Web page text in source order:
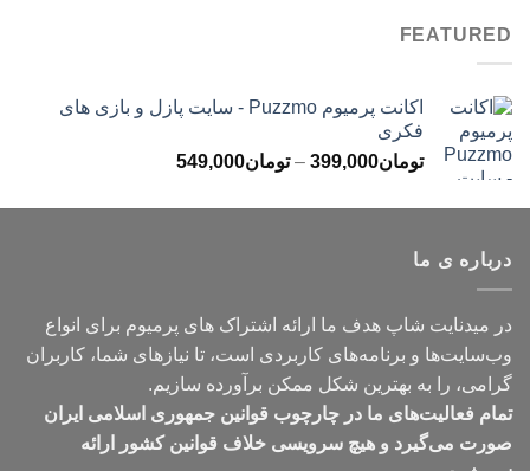
FEATURED
اکانت پرمیوم Puzzmo - سایت پازل و بازی های
فکری
تومان399,000
– تومان549,000محدوده
تومان399,000
درباره ی ما
در میدنایت شاپ هدف ما ارائه اشتراک های پرمیوم برای انواع
وب‌سایت‌ها و برنامه‌های کاربردی است، تا نیازهای شما، کاربران
گرامی، را به بهترین شکل ممکن برآورده سازیم.
تمام فعالیت‌های ما در چارچوب قوانین جمهوری اسلامی ایران
صورت می‌گیرد و هیچ سرویسی خلاف قوانین کشور ارائه